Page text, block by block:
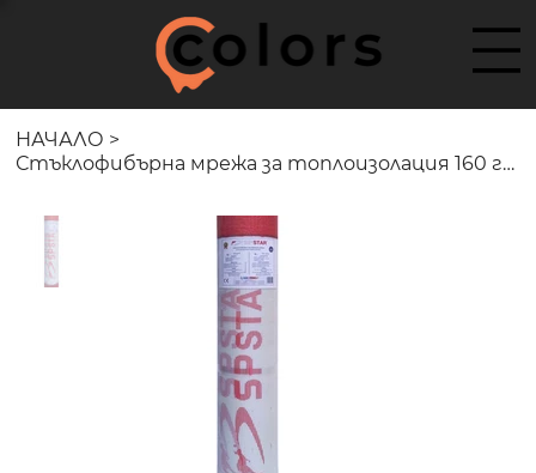
НАЧАЛО >
Стъклофибърна мрежа за топлоизолация 160 гр./кв.м. - Fiberglass Mesh SP STAR S16